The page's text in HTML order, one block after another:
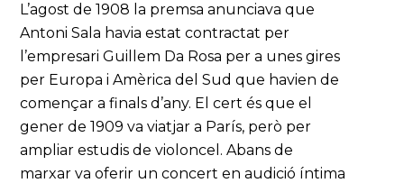
L’agost de 1908 la premsa anunciava que
Antoni Sala havia estat contractat per
l’empresari Guillem Da Rosa per a unes gires
per Europa i Amèrica del Sud que havien de
començar a finals d’any. El cert és que el
gener de 1909 va viatjar a París, però per
ampliar estudis de violoncel. Abans de
marxar va oferir un concert en audició íntima